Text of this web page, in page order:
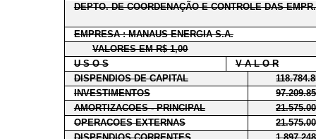
DEPTO. DE COORDENAÇÃO E CONTROLE DAS
EMPRESA : MANAUS ENERGIA S.A.
VALORES EM R$ 1,00
U S O S
V A L O R
DISPENDIOS DE CAPITAL
INVESTIMENTOS
AMORTIZACOES - PRINCIPAL
OPERACOES EXTERNAS